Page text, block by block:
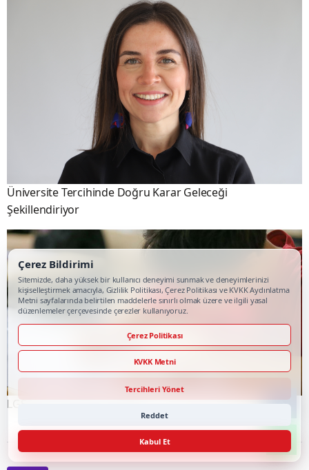
Üniversite Tercihinde Doğru Karar Geleceği
Şekillendiriyor
LGS Tercihleri İçin Son Gün
Çerez Bildirimi
Sitemizde, daha yüksek bir kullanıcı deneyimi sunmak ve deneyimlerinizi
kişiselleştirmek amacıyla, Gizlilik Politikası, Çerez Politikası ve KVKK Aydınlatma
Metni sayfalarında belirtilen maddelerle sınırlı olmak üzere ve ilgili yasal
düzenlemeler çerçevesinde çerezler kullanıyoruz.
Çerez Politikası
KVKK Metni
Tercihleri Yönet
Reddet
Kabul Et